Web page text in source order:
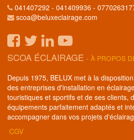
041407292 - 041409936 -
scoa@beluxeclairage.com
SCOA ÉCLAIRAGE - À PROPOS
Depuis 1975, BELUX met à la
des entreprises d'installation en
touristiques et sportifs et de ses clients,
équipements parfaitement adaptés et
accompagner dans vos projets
CGV